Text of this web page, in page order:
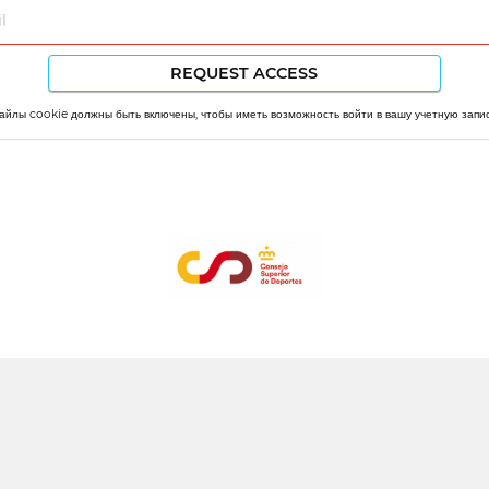
cookie должны быть включены, чтобы иметь возможность войти в вашу учетную